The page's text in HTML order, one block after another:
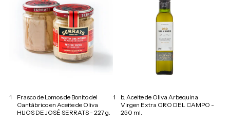
1
Frasco de Lomos de Bonito del
Cantábrico en Aceite de Oliva
HIJOS DE JOSÉ SERRATS - 227 g.
1
b. Aceite de Oliva Arbequina
Virgen Extra ORO DEL CAMPO -
250 ml.